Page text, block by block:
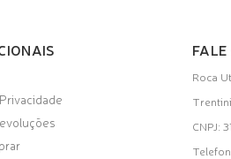
FALE
Roca
CNPJ: